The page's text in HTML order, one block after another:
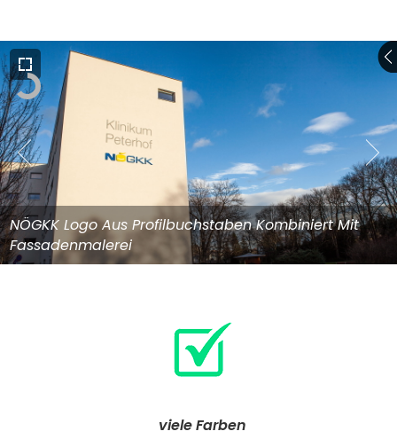
NÖGKK Logo Aus Profilbuchstaben Kombiniert Mit
Fassadenmalerei
viele Farben